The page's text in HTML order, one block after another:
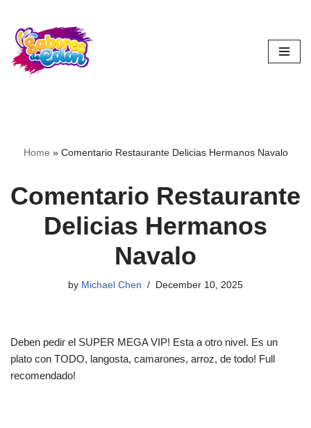
Skip
to
content
Home » Comentario Restaurante Delicias Hermanos Navalo
Comentario Restaurante
Delicias Hermanos
Navalo
by Michael Chen December 10, 2025
Deben pedir el SUPER MEGA VIP! Esta a otro nivel. Es un
plato con TODO, langosta, camarones, arroz, de todo! Full
recomendado!